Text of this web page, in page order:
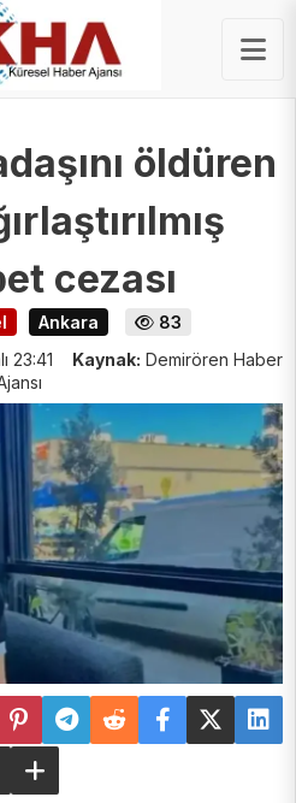
öldüren
cezası
Ankara
83
23:41 Kaynak: Demirören Haber